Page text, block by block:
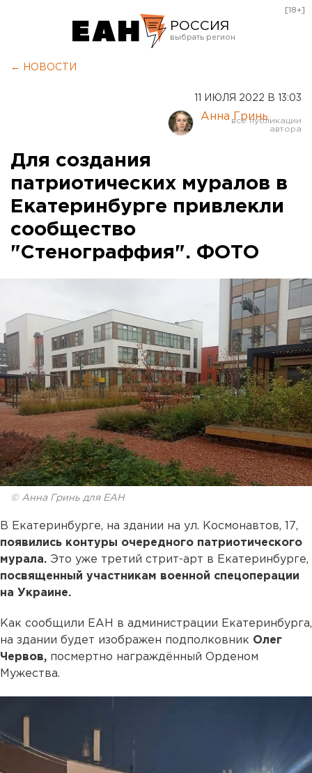
РОССИЯ
Курган
Оренбург
[18+]
← НОВОСТИ
11 ИЮЛЯ 2022 В 13:03
Анна Гринь
Для создания
патриотических муралов в
Екатеринбурге привлекли
сообщество
"Стенограффия". ФОТО
© Анна Гринь для ЕАН
В Екатеринбурге, на здании на ул. Космонавтов, 17,
появились контуры очередного патриотического
мурала. Это уже третий стрит-арт в Екатеринбурге,
посвященный участникам военной спецоперации
на Украине.
Как сообщили ЕАН в администрации Екатеринбурга,
на здании будет изображен подполковник Олег
Червов, посмертно награждённый Орденом
Мужества.